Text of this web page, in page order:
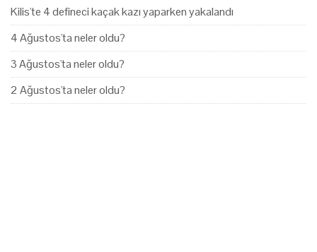
Kilis'te 4 defineci kaçak kazı yaparken yakalandı
4 Ağustos'ta neler oldu?
3 Ağustos'ta neler oldu?
2 Ağustos'ta neler oldu?